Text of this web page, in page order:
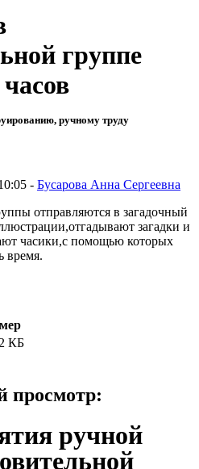
группе
ручному труду
- Бусарова Анна Сергеевна
отправляются в загадочный
загадки и
часики,с помощью которых
время.
КБ
просмотр:
ручной